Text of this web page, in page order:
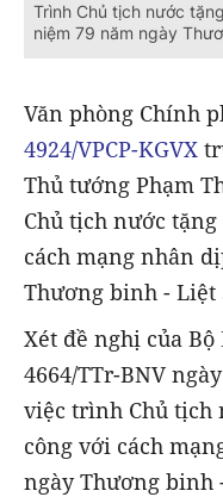
Trình Chủ tịch nước
niệm 79 năm ngày
Văn phòng Chính
4924/VPCP-KGVX
Thủ tướng Phạm
Chủ tịch nước
cách mạng nhân
Thương binh - Liệt
Xét đề nghị của
4664/TTr-BNV
việc trình Chủ tịch
công với cách
ngày Thương binh